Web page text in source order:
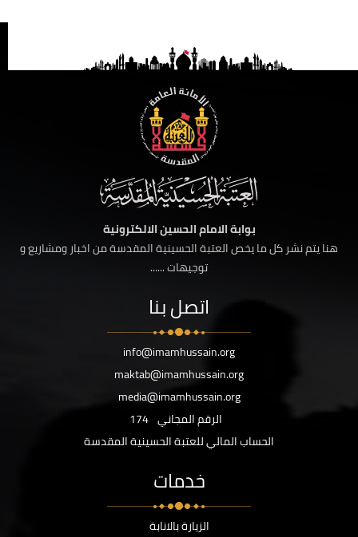
بوابة الامام الحسين الالكترونية
هنا يتم نشر كل ما يخص العتبة الحسينية المقدسة من اخبار ومشاريع و
توجيهات ......
اتصل بنا
info@imamhussain.org
maktab@imamhussain.org
media@imamhussain.org
الرقم المجاني 174
الحساب المالي للعتبة الحسينية المقدسة
خدمات
الزيارة بالانابة